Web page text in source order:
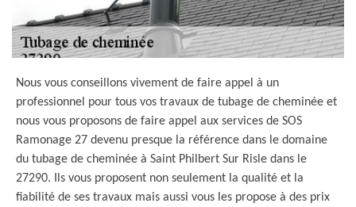
Nous vous conseillons vivement de faire appel à un
professionnel pour tous vos travaux de tubage de cheminée et
nous vous proposons de faire appel aux services de SOS
Ramonage 27 devenu presque la référence dans le domaine
du tubage de cheminée à Saint Philbert Sur Risle dans le
27290. Ils vous proposent non seulement la qualité et la
fiabilité de ses travaux mais aussi vous les propose à des prix